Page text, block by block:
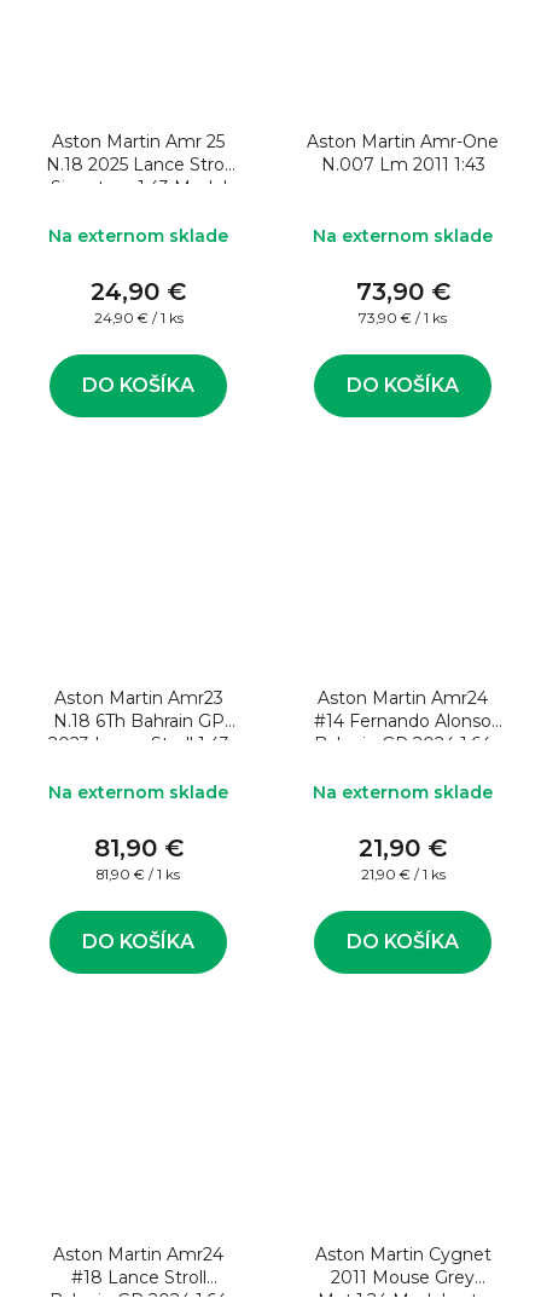
Aston Martin Amr 25
N.18 2025 Lance Stroll
Signature 1:43 Model
Na externom sklade
24,90 €
Jednotková
24,90 € / 1 ks
DO KOŠÍKA
Aston Martin Amr-One
N.007 Lm 2011 1:43
Na externom sklade
73,90 €
Jednotková
73,90 € / 1 ks
DO KOŠÍKA
Aston Martin Amr23
N.18 6Th Bahrain GP
2023 Lance Stroll 1:43
Na externom sklade
81,90 €
Jednotková
81,90 € / 1 ks
DO KOŠÍKA
Aston Martin Amr24
#14 Fernando Alonso
Bahrain GP 2024 1:64
Na externom sklade
21,90 €
Jednotková
21,90 € / 1 ks
DO KOŠÍKA
Aston Martin Amr24
#18 Lance Stroll
Aston Martin Cygnet
2011 Mouse Grey